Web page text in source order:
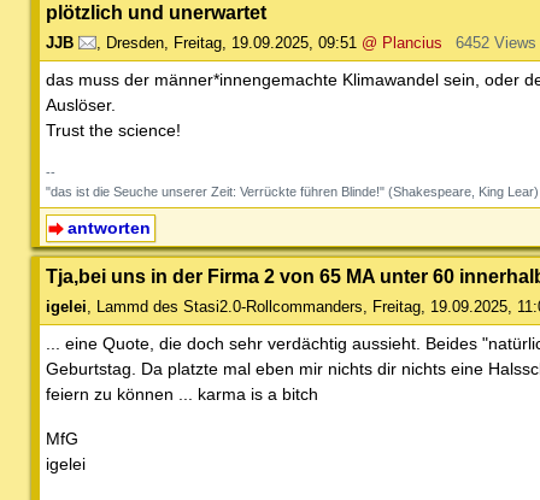
plötzlich und unerwartet
JJB , Dresden, Freitag, 19.09.2025, 09:51 @ Plancius 6452 Views
das muss der männer*innengemachte Klimawandel sein, oder
Auslöser.
Trust the science!
--
"das ist die Seuche unserer Zeit: Verrückte führen Blinde!" (Shakespeare, King Lear)
antworten
Tja,bei uns in der Firma 2 von 65 MA unter 60
igelei, Lammd des Stasi2.0-Rollcommanders, Freitag, 19.09.2025,
... eine Quote, die doch sehr verdächtig aussieht. Beides
Geburtstag. Da platzte mal eben mir nichts dir nichts eine
feiern zu können ... karma is a bitch
MfG
igelei